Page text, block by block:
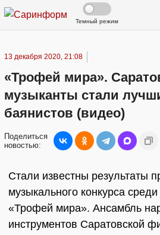
Темный режим
13 декабря 2020, 21:08
«Трофей мира».
музыканты стали
баянистов (видео)
Поделиться
новостью:
Стали известны результаты
музыкального конкурса
«Трофей мира». Ансамбль
инструментов Саратовской